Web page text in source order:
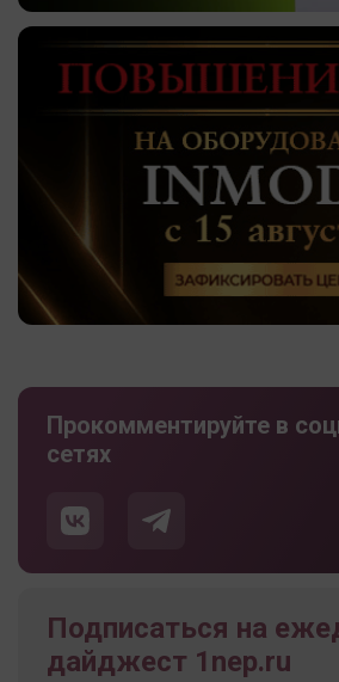
Прокомментируйте в
сетях
Подписаться на
дайджест 1nep.ru